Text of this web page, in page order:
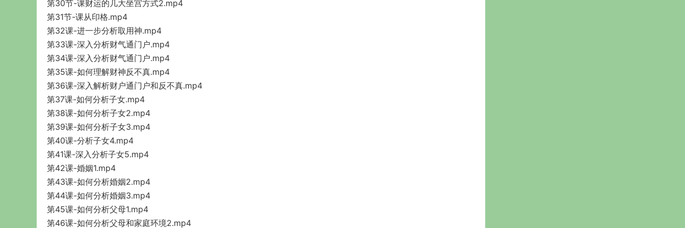
第30节-课财运的几大坐宫方式2.mp4
第31节-课从印格.mp4
第32课-进一步分析取用神.mp4
第33课-深入分析财气通门户.mp4
第34课-深入分析财气通门户.mp4
第35课-如何理解财神反不真.mp4
第36课-深入解析财户通门户和反不真.mp4
第37课-如何分析子女.mp4
第38课-如何分析子女2.mp4
第39课-如何分析子女3.mp4
第40课-分析子女4.mp4
第41课-深入分析子女5.mp4
第42课-婚姻1.mp4
第43课-如何分析婚姻2.mp4
第44课-如何分析婚姻3.mp4
第45课-如何分析父母1.mp4
第46课-如何分析父母和家庭环境2.mp4